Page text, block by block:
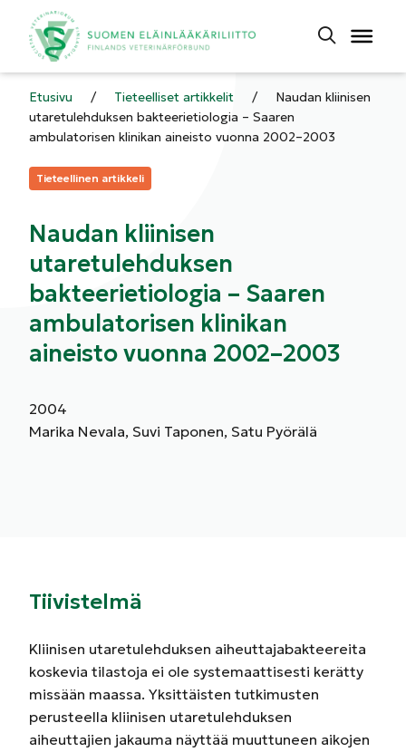
Etusivu / Tieteelliset artikkelit /
Naudan kliinisen
utaretulehduksen bakteerietiologia – Saaren
ambulatorisen klinikan aineisto vuonna 2002–2003
Kategoriat:
Tieteellinen artikkeli
Naudan kliinisen
utaretulehduksen
bakteerietiologia – Saaren
ambulatorisen klinikan
aineisto vuonna 2002–2003
2004
Marika Nevala, Suvi Taponen, Satu Pyörälä
Tiivistelmä
Kliinisen utaretulehduksen aiheuttajabakteereita
koskevia tilastoja ei ole systemaattisesti kerätty
missään maassa. Yksittäisten tutkimusten
perusteella kliinisen utaretulehduksen
aiheuttajien jakauma näyttää muuttuneen aikojen